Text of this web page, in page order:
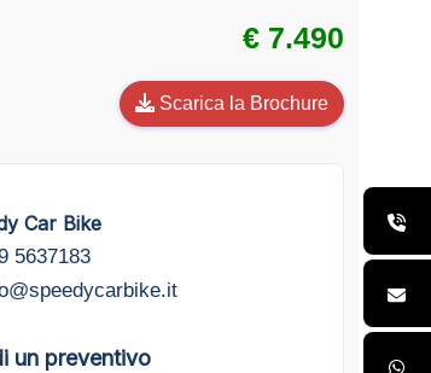
€ 7.490
Scarica la Brochure
Car Bike
5637183
un preventivo